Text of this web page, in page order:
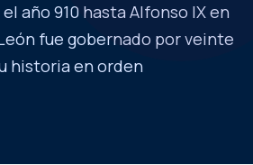
año 910 hasta Alfonso IX en
fue gobernado por veinte
historia en orden